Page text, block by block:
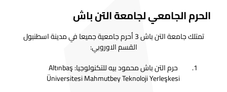
الحرم الجامعي لجامعة التن باش
تمتلك جامعة التن باش 3 أحرم جامعية جميعا في مدينة اسطنبول
القسم الاوروبي:
حرم التن باش محمود بيه للتكنولوجيا: Altınbaş
Üniversitesi Mahmutbey Teknoloji Yerleşkesi